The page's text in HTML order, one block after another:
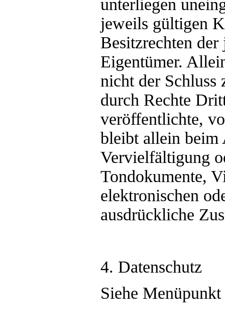
unterliegen
jeweils gültigen
Besitzrechten
Eigentümer.
nicht der Schluss
durch Rechte
veröffentlichte,
bleibt allein beim
Vervielfältigung
Tondokumente,
elektronischen
ausdrückliche
4. Datenschutz
Siehe